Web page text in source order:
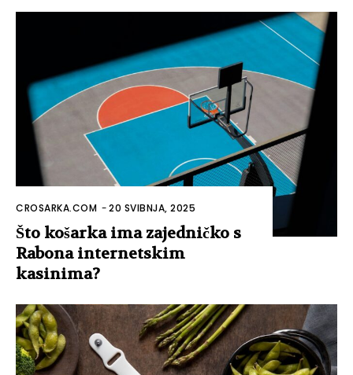
CROSARKA.COM -20 SVIBNJA, 2025
Što košarka ima zajedničko s
Rabona internetskim
kasinima?